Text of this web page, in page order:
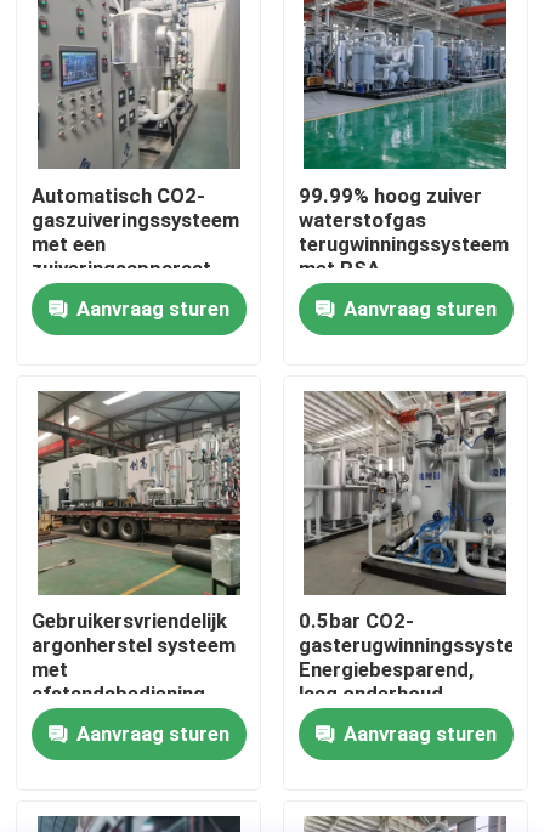
Thuis
Producten
Over ons
Kwaliteitscontrole
Neem contact met ons op
Nieuws
Vraag een offerte
PSA stikstofgasgeneratoren
De Generator van de hoge Zuiverheidsstikstof
Automatisch CO2-
gaszuiveringssysteem
met een
zuiveringsapparaat
van 99,99% zuiverheid
Aanvraag sturen
99.99% hoog zuiver
waterstofgas
terugwinningssysteem
met PSA-
zuiveringssysteem
Aanvraag sturen
Gebruikersvriendelijk
argonherstel systeem
met
afstandsbediening
Aanvraag sturen
0.5bar CO2-
gasterugwinningssysteem
Energiebesparend,
laag onderhoud
Aanvraag sturen